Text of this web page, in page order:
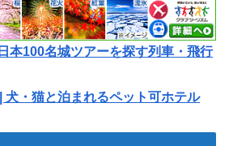
100名城ツアーを探す列車・飛行
犬・猫と泊まれるペット可ホテル